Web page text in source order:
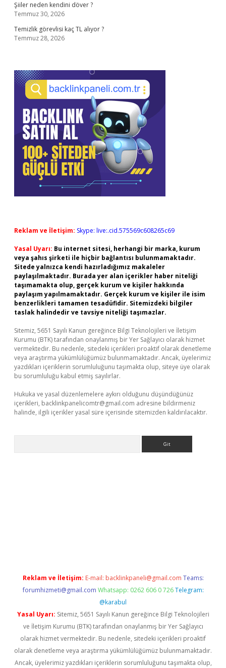
Şiiler neden kendini döver ?
Temmuz 30, 2026
Temizlik görevlisi kaç TL alıyor ?
Temmuz 28, 2026
Reklam ve İletişim: Skype: live:.cid.575569c608265c69
Yasal Uyarı: Bu internet sitesi, herhangi bir marka, kurum
veya şahıs şirketi ile hiçbir bağlantısı bulunmamaktadır.
Sitede yalnızca kendi hazırladığımız makaleler
paylaşılmaktadır. Burada yer alan içerikler haber niteliği
taşımamakta olup, gerçek kurum ve kişiler hakkında
paylaşım yapılmamaktadır. Gerçek kurum ve kişiler ile isim
benzerlikleri tamamen tesadüfidir. Sitemizdeki bilgiler
taslak halindedir ve tavsiye niteliği taşımazlar.
Sitemiz, 5651 Sayılı Kanun gereğince Bilgi Teknolojileri ve İletişim
Kurumu (BTK) tarafından onaylanmış bir Yer Sağlayıcı olarak hizmet
vermektedir. Bu nedenle, sitedeki içerikleri proaktif olarak denetleme
veya araştırma yükümlülüğümüz bulunmamaktadır. Ancak, üyelerimiz
yazdıkları içeriklerin sorumluluğunu taşımakta olup, siteye üye olarak
bu sorumluluğu kabul etmiş sayılırlar.
Hukuka ve yasal düzenlemelere aykırı olduğunu düşündüğünüz
içerikleri, backlinkpanelicomtr@gmail.com adresine bildirmeniz
halinde, ilgili içerikler yasal süre içerisinde sitemizden kaldırılacaktır.
Reklam ve İletişim: E-mail: backlinkpaneli@gmail.com Teams:
forumhizmeti@gmail.com Whatsapp: 0262 606 0 726 Telegram:
@karabul
Yasal Uyarı: Sitemiz, 5651 Sayılı Kanun gereğince Bilgi Teknolojileri
ve İletişim Kurumu (BTK) tarafından onaylanmış bir Yer Sağlayıcı
olarak hizmet vermektedir. Bu nedenle, sitedeki içerikleri proaktif
olarak denetleme veya araştırma yükümlülüğümüz bulunmamaktadır.
Ancak, üyelerimiz yazdıkları içeriklerin sorumluluğunu taşımakta olup,